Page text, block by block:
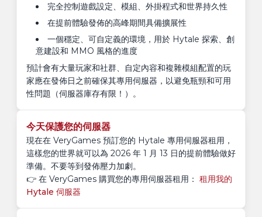
完全控制遊戲設定、模組、外掛程式和世界持久性
在提前體驗發佈的高峰期間具備擴展性
一個穩定、可自定義的環境，用於 Hytale 探索、創
意建設和 MMO 風格的進度
預計會有大量玩家和社群、自定內容和複雜模組配置的玩
家應在發佈日之前確保其專用伺服器，以避免瓶頸和可用
性問題（伺服器庫存有限！）。
今天保護您的伺服器
現在在 VeryGames 預訂您的 Hytale 專用伺服器租用，
這樣您的世界就可以為 2026 年 1 月 13 日的提前體驗做好
準備。不要等到發佈壓力加劇。
👉 在 VeryGames 購買您的專用伺服器租用： 租用我的
Hytale 伺服器